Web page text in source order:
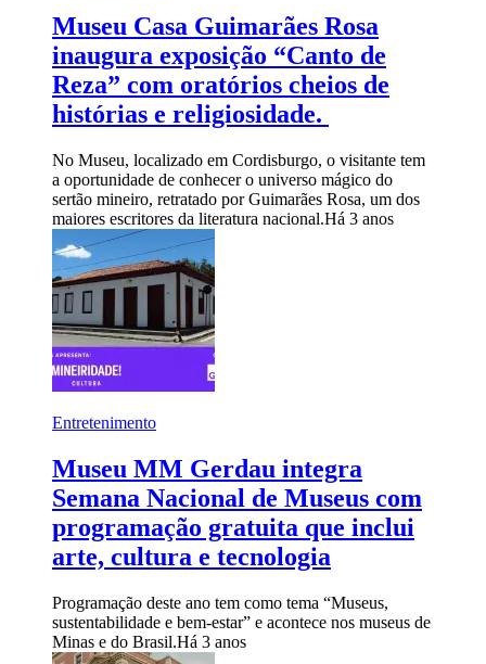
Museu Casa Guimarães Rosa
inaugura exposição “Canto de
Reza” com oratórios cheios de
histórias e religiosidade.
No Museu, localizado em Cordisburgo, o visitante tem
a oportunidade de conhecer o universo mágico do
sertão mineiro, retratado por Guimarães Rosa, um dos
maiores escritores da literatura nacional.Há 3 anos
Entretenimento
Museu MM Gerdau integra
Semana Nacional de Museus com
programação gratuita que inclui
arte, cultura e tecnologia
Programação deste ano tem como tema “Museus,
sustentabilidade e bem-estar” e acontece nos museus de
Minas e do Brasil.Há 3 anos